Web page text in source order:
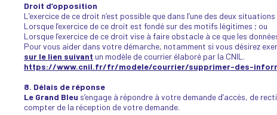
Droit d’opposition
L’exercice de ce droit n’est possible que dans l’une des deux
Lorsque l’exercice de ce droit est fondé sur des motifs légitimes ; ou
Lorsque l’exercice de ce droit vise à faire obstacle à ce que les
Pour vous aider dans votre démarche, notamment si vous désirez
sur le lien suivant un modèle de courrier élaboré par la CNIL.
https://www.cnil.fr/fr/modele/courrier/supprimer-des-
8. Délais de réponse
Le Grand Bleu s’engage à répondre à votre demande d’accès, de
compter de la réception de votre demande.